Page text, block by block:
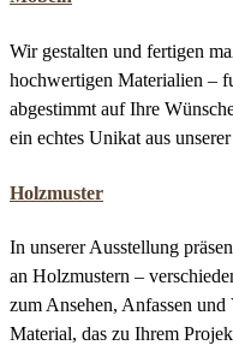
Wir gestalten und fertigen
hochwertigen Materialien –
abgestimmt auf Ihre
ein echtes Unikat aus
Holzmuster
In unserer Ausstellung
an Holzmustern –
zum Ansehen, Anfassen
Material, das zu Ihrem